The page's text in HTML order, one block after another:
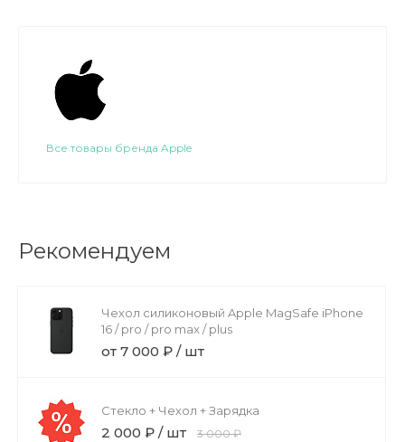
Все товары бренда Apple
Рекомендуем
Чехол силиконовый Apple MagSafe iPhone
16 / pro / pro max / plus
от 7 000 ₽ / шт
Стекло + Чехол + Зарядка
2 000 ₽ / шт 3 000 ₽